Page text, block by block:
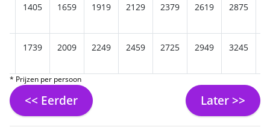
1405 1659 1919 2129 2379 2619 2875
1739 2009 2249 2459 2725 2949 3245
* Prijzen per persoon
<< Eerder Later >>